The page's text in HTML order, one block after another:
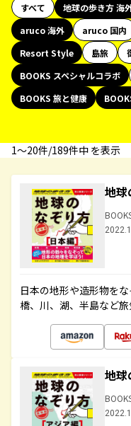
すべて 地球の歩き方 海
aruco 海外
aruco 国内
Resort Style
島旅
BOOKS スペシャルコラボ
BOOKS 旅と健康
1〜20件/189件中 を表示
地
日本の地形や造形物を
橋、川、湖、半島など
地